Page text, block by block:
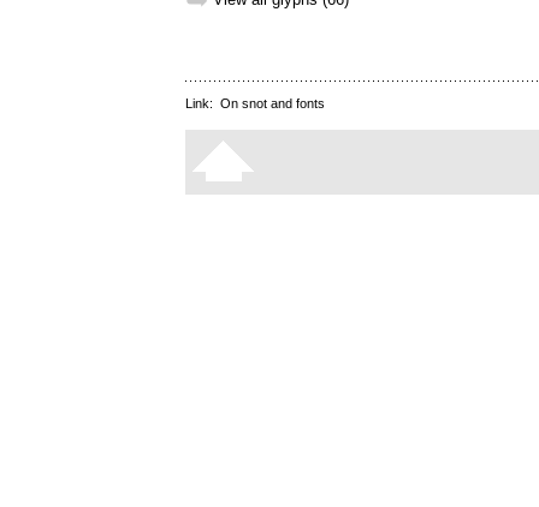
Link: On snot and fonts